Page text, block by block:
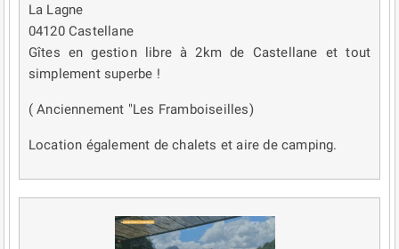
La Lagne
04120 Castellane
Gîtes en gestion libre à 2km de Castellane et tout
simplement superbe !
( Anciennement "Les Framboiseilles)
Location également de chalets et aire de camping.